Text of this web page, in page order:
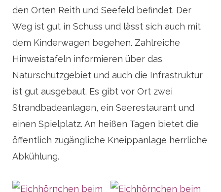
den Orten Reith und Seefeld befindet. Der
Weg ist gut in Schuss und lässt sich auch mit
dem Kinderwagen begehen. Zahlreiche
Hinweistafeln informieren über das
Naturschutzgebiet und auch die Infrastruktur
ist gut ausgebaut. Es gibt vor Ort zwei
Strandbadeanlagen, ein Seerestaurant und
einen Spielplatz. An heißen Tagen bietet die
öffentlich zugängliche Kneippanlage herrliche
Abkühlung.